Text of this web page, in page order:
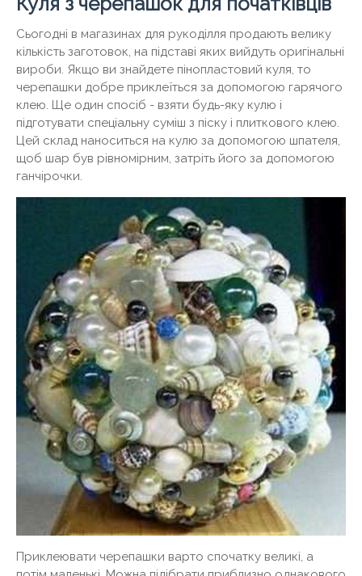
Сьогодні в магазинах для рукоділля продають велику
кількість заготовок, на підставі яких вийдуть оригінальні
вироби. Якщо ви знайдете пінопластовий куля, то
черепашки добре приклеїться за допомогою гарячого
клею. Ще один спосіб - взяти будь-яку кулю і
підготувати спеціальну суміш з піску і плиткового клею.
Цей склад наноситься на кулю за допомогою шпателя,
щоб шар був рівномірним, затріть його за допомогою
ганчірочки.
Приклеювати черепашки варто спочатку великі, а